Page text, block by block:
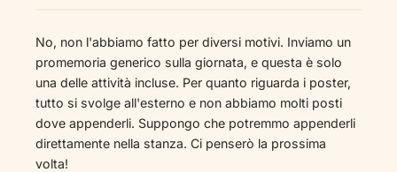
No, non l'abbiamo fatto per diversi motivi. Inviamo un
promemoria generico sulla giornata, e questa è solo
una delle attività incluse. Per quanto riguarda i poster,
tutto si svolge all'esterno e non abbiamo molti posti
dove appenderli. Suppongo che potremmo appenderli
direttamente nella stanza. Ci penserò la prossima
volta!